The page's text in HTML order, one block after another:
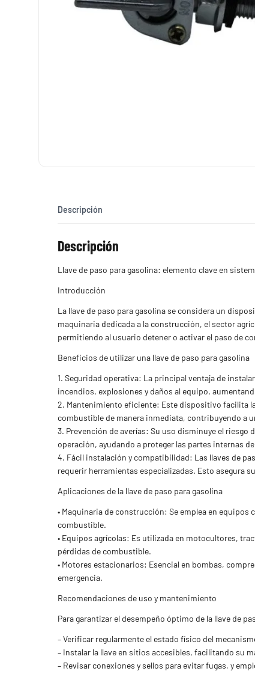
Descripción
Descripción
Llave de paso para gasolina: elemento clave en
Introducción
La llave de paso para gasolina se considera un
maquinaria dedicada a la construcción, el sector
permitiendo al usuario detener o activar el paso de
Beneficios de utilizar una llave de paso para gasolina
1. Seguridad operativa: La principal ventaja de
incendios, explosiones y daños al equipo,
2. Mantenimiento eficiente: Este dispositivo facilita
combustible de manera inmediata, contribuyendo a
3. Prevención de averías: Su uso disminuye el
operación, ayudando a proteger las partes internas
4. Fácil instalación y compatibilidad: Las llaves de
requerir herramientas especializadas. Esto asegura
Aplicaciones de la llave de paso para gasolina
• Maquinaria de construcción: Se emplea en
combustible.
• Equipos agrícolas: Es utilizada en motocultores,
pérdidas de combustible.
• Motores estacionarios: Esencial en bombas,
emergencia.
Recomendaciones de uso y mantenimiento
Para garantizar el desempeño óptimo de la llave de
– Verificar regularmente el estado físico del
– Instalar la llave en sitios accesibles, facilitando su
– Revisar conexiones y sellos para evitar fugas, y